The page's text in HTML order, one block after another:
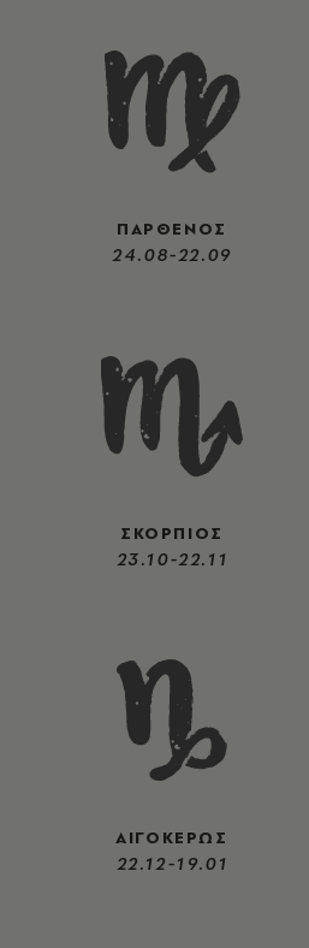
ΠΑΡΘΕΝΟΣ
24.08-22.09
ΣΚΟΡΠΙΟΣ
23.10-22.11
ΑΙΓΟΚΕΡΩΣ
22.12-19.01